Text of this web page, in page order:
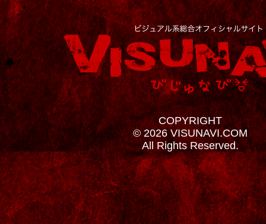
COPYRIGHT
© 2026 VISUNAVI.COM
All Rights Reserved.